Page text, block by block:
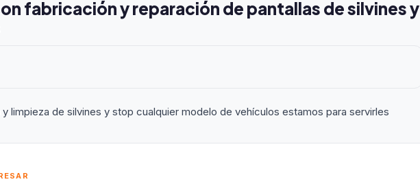
fabricación y reparación de pantallas de silvines y
limpieza de silvines y stop cualquier modelo de vehículos estamos para servirles